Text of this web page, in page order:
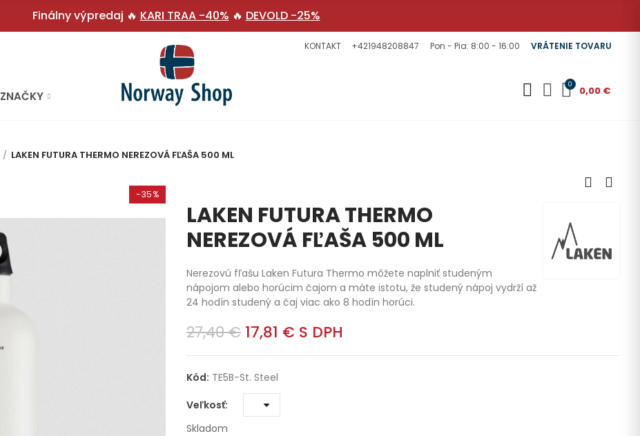
Finálny výpredaj 🔥 KARI TRAA -40% 🔥 DEVOLD -25%
KONTAKT +421948208847 Pon - Pia: 8:00 - 16:00 VRÁTENIE TOVARU
ZNAČKY
0 0,00 €
LAKEN FUTURA THERMO NEREZOVÁ FĽAŠA 500 ML
-35%
LAKEN FUTURA THERMO
NEREZOVÁ FĽAŠA 500 ML
Nerezovú fľašu Laken Futura Thermo môžete naplniť studeným
nápojom alebo horúcim čajom a máte istotu, že studený nápoj vydrží až
24 hodín studený a čaj viac ako 8 hodín horúci.
27,40 € 17,81 € S DPH
Kód: TE5B-St. Steel
Veľkosť
Skladom